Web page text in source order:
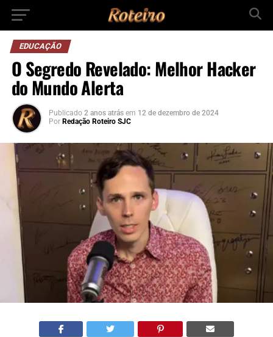
EDUCAÇÃO
O Segredo Revelado: Melhor Hacker
do Mundo Alerta
Publicado 2 anos atrás em 12 de dezembro de 2024
Por Redação Roteiro SJC